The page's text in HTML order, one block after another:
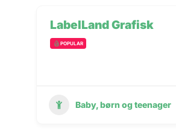
LabelLand Grafisk
POPULAR
Baby, børn og teenager